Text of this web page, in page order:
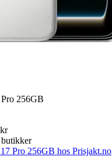
256GB
Pro 256GB hos Prisjakt.no